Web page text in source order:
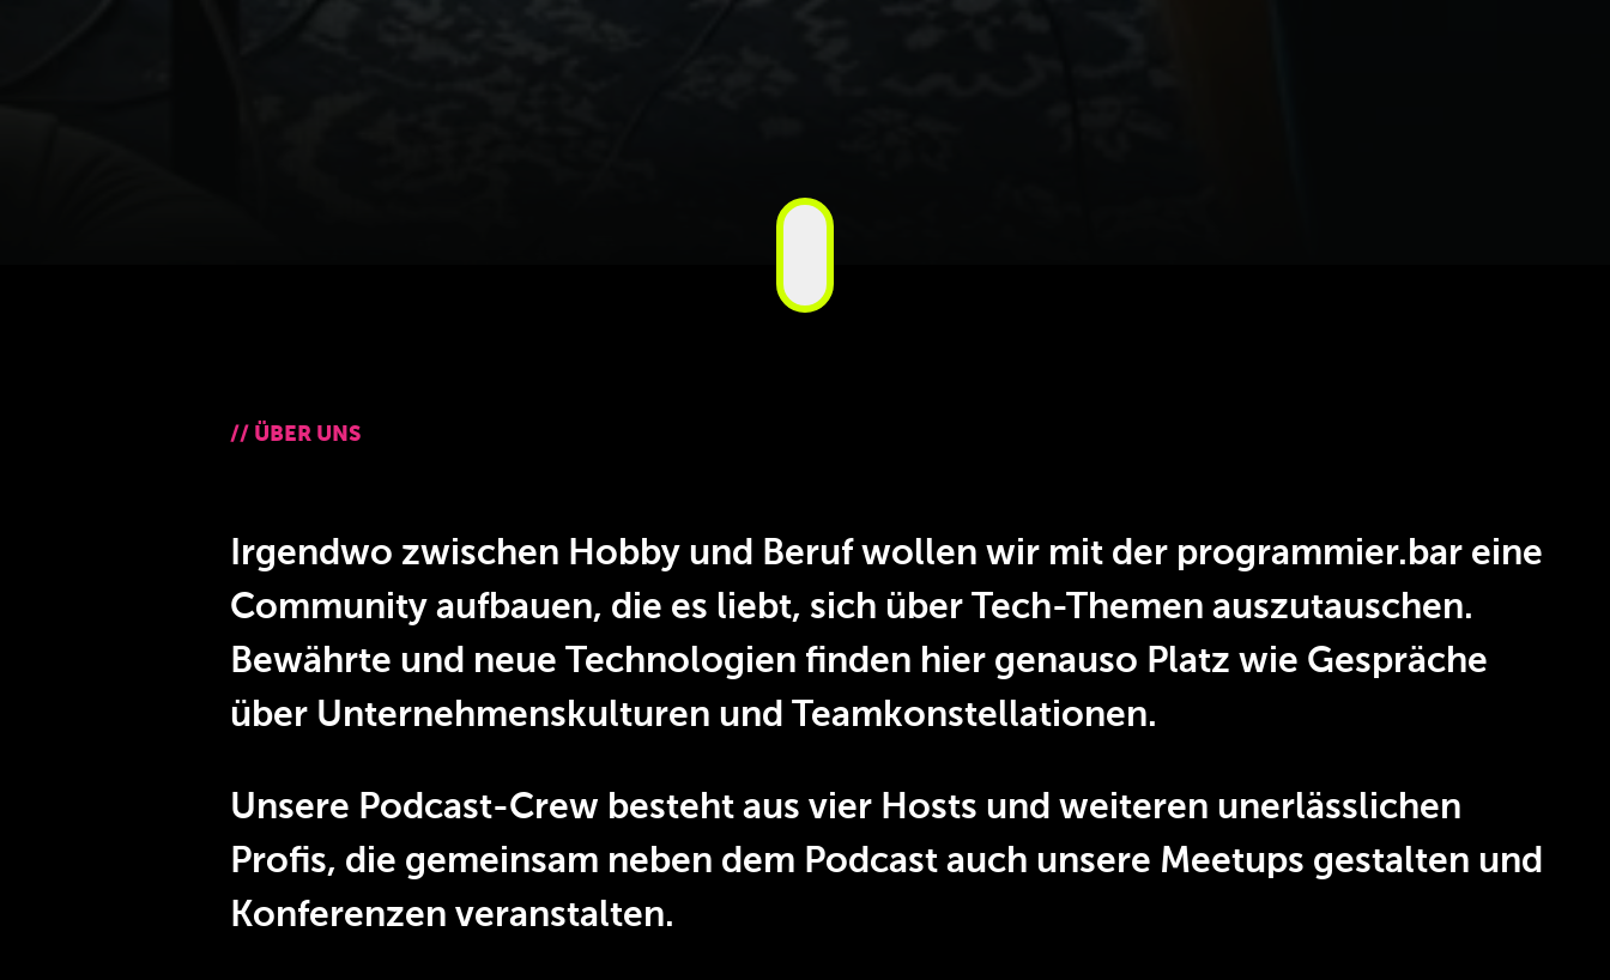
// ÜBER UNS
Irgendwo zwischen Hobby und Beruf wollen wir mit der programmier.bar eine
Community aufbauen, die es liebt, sich über Tech-Themen auszutauschen.
Bewährte und neue Technologien finden hier genauso Platz wie Gespräche
über Unternehmenskulturen und Teamkonstellationen.
Unsere Podcast-Crew besteht aus vier Hosts und weiteren unerlässlichen
Profis, die gemeinsam neben dem Podcast auch unsere Meetups gestalten und
Konferenzen veranstalten.